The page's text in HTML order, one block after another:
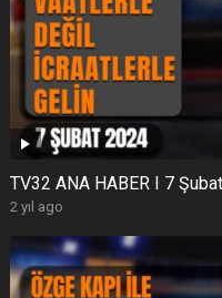
TV32 ANA HABER I 7
2 yıl ago